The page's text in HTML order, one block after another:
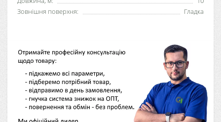
Зовнішня поверхня:
Гладка